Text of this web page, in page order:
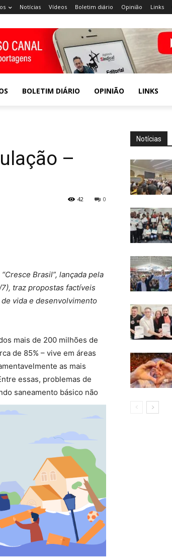
Notícias Vídeos Boletim diário Opinião Links
BOLETIM DIÁRIO OPINIÃO LINKS
–
0
42
Brasil”, lançada pela
traz propostas factíveis
vida e desenvolvimento
mais de 200 milhões de
de 85% – vive em áreas
as mais
essas, problemas de
saneamento básico não
Notícias